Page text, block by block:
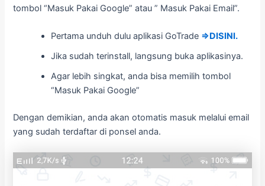
tombol “Masuk Pakai Google” atau ” Masuk Pakai Email”.
Pertama unduh dulu aplikasi GoTrade ⇒DISINI.
Jika sudah terinstall, langsung buka aplikasinya.
Agar lebih singkat, anda bisa memilih tombol
“Masuk Pakai Google”
Dengan demikian, anda akan otomatis masuk melalui email
yang sudah terdaftar di ponsel anda.